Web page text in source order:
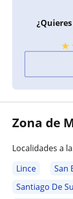
★
Zona de
Localidades a
Lince
San
Santiago De